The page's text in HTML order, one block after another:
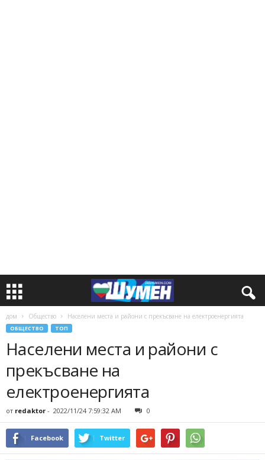
дом Общество Населени места и райони с прекъсване на електроенергията
ОБЩЕСТВО ТОП
Населени места и райони с
прекъсване на
електроенергията
от redaktor - 2022/11/24 7:59:32 AM 0
Facebook Twitter